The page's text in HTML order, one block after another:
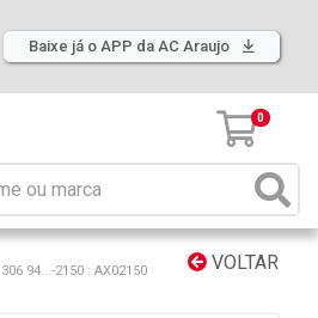
Baixe já o APP da AC Araujo
0
VOLTAR
94...-2150 : AX02150